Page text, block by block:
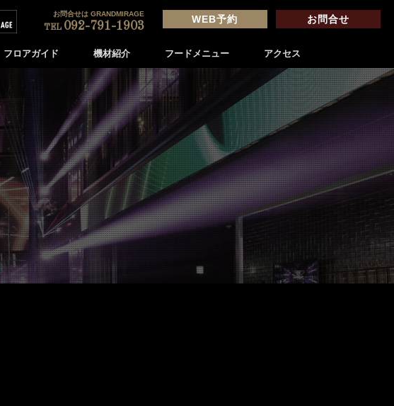
フロアガイド 機材紹介 フードメニュー アクセス
お問合せは GRANDMIRAGE
TEL 092-791-1903
WEB予約 お問合せ